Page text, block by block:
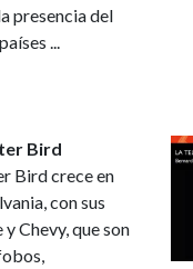
presencia del
...
Bird
Bird crece en
con sus
Chevy, que son